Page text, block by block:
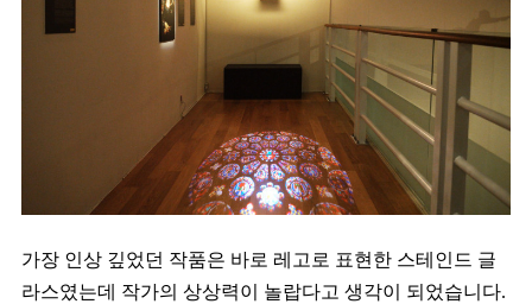
가장 인상 깊었던 작품은 바로 레고로 표현한 스테인드 글
라스였는데 작가의 상상력이 놀랍다고 생각이 되었습니다.